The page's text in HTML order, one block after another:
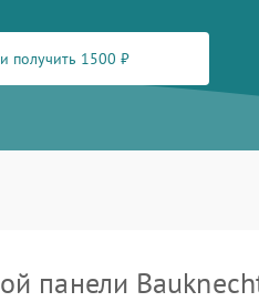
получить 1500 ₽
панели